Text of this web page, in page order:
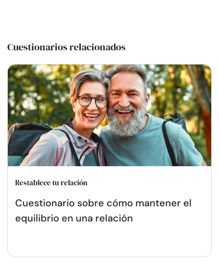
Cuestionarios relacionados
Restablece tu relación
Cuestionario sobre cómo mantener el
equilibrio en una relación